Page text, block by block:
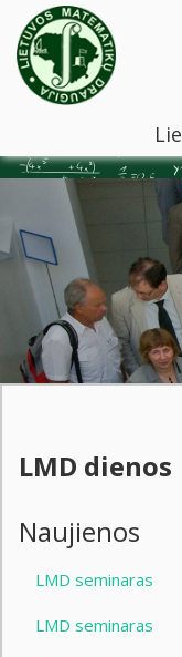
LMD dienos
Naujienos
LMD seminaras
LMD seminaras